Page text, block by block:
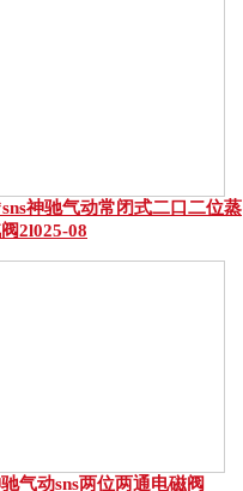
神驰气动常闭式二口二位蒸
2l025-08
气动sns两位两通电磁阀